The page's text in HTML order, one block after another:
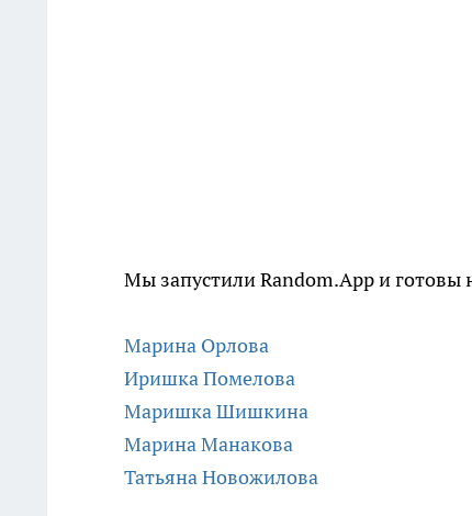
Мы запустили Random.App и готовы
Марина Орлова
Иришка Помелова
Маришка Шишкина
Марина Манакова
Татьяна Новожилова